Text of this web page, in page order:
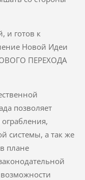
и готов к
Новой Идеи
ПЕРЕХОДА
позволяет
системы, а так же
плане